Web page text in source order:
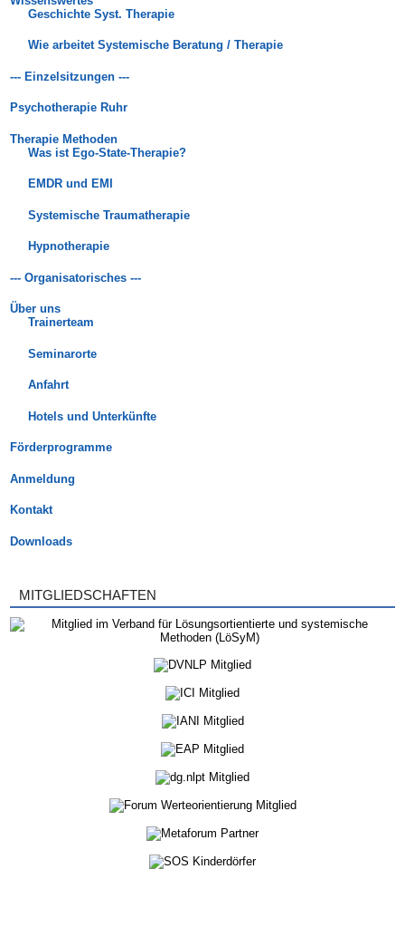
Geschichte Syst. Therapie
Wie arbeitet Systemische Beratung / Therapie
--- Einzelsitzungen ---
Psychotherapie Ruhr
Therapie Methoden
Was ist Ego-State-Therapie?
EMDR und EMI
Systemische Traumatherapie
Hypnotherapie
--- Organisatorisches ---
Über uns
Trainerteam
Seminarorte
Anfahrt
Hotels und Unterkünfte
Förderprogramme
Anmeldung
Kontakt
Downloads
MITGLIEDSCHAFTEN